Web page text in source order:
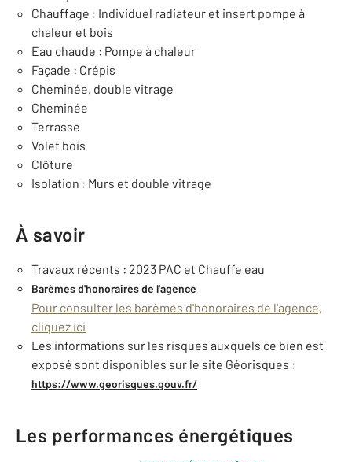
Chauffage : Individuel radiateur et insert pompe à
chaleur et bois
Eau chaude : Pompe à chaleur
Façade : Crépis
Cheminée, double vitrage
Cheminée
Terrasse
Volet bois
Clôture
Isolation : Murs et double vitrage
À savoir
Travaux récents : 2023 PAC et Chauffe eau
Barèmes d'honoraires de l'agence
Pour consulter les barèmes d'honoraires de l'agence,
cliquez ici
Les informations sur les risques auxquels ce bien est
exposé sont disponibles sur le site Géorisques :
https://www.georisques.gouv.fr/
Les performances énergétiques